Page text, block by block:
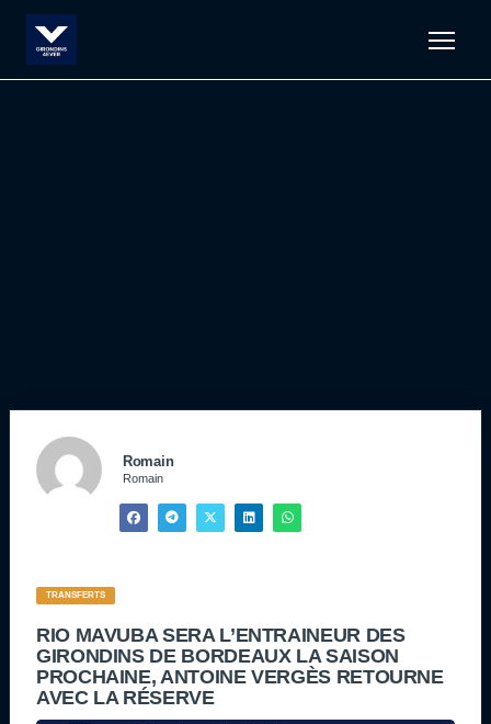
Romain
Romain
TRANSFERTS
RIO MAVUBA SERA L’ENTRAINEUR DES
GIRONDINS DE BORDEAUX LA SAISON
PROCHAINE, ANTOINE VERGÈS RETOURNE
AVEC LA RÉSERVE